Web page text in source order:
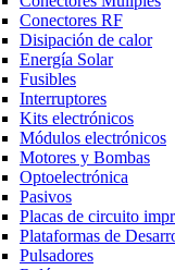
Conectores RF
Disipación de calor
Energía Solar
Fusibles
Interruptores
Kits electrónicos
Módulos electrónicos
Motores y Bombas
Optoelectrónica
Pasivos
Placas de circuito
Plataformas de
Pulsadores